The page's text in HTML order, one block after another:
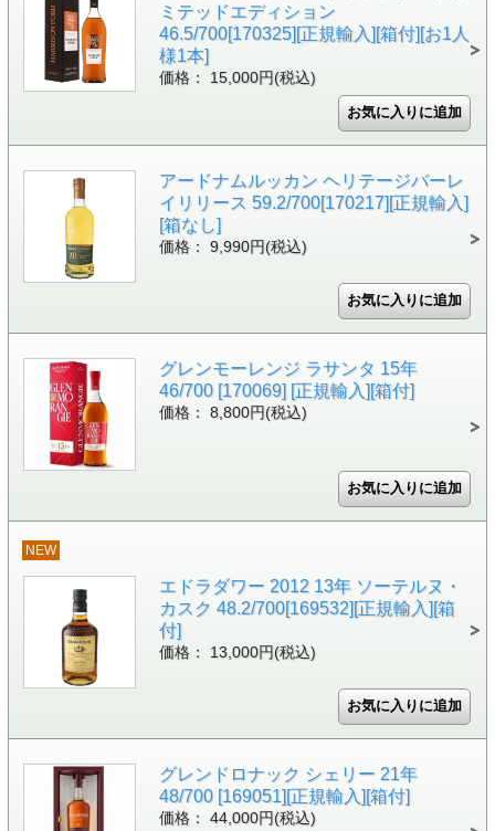
ミテッドエディション
46.5/700[170325][正規輸入][箱付][お1人
様1本]
価格： 15,000円(税込)
アードナムルッカン ヘリテージバーレ
イリリース 59.2/700[170217][正規輸入]
[箱なし]
価格： 9,990円(税込)
グレンモーレンジ ラサンタ 15年
46/700 [170069] [正規輸入][箱付]
価格： 8,800円(税込)
NEW
エドラダワー 2012 13年 ソーテルヌ・
カスク 48.2/700[169532][正規輸入][箱
付]
価格： 13,000円(税込)
グレンドロナック シェリー 21年
48/700 [169051][正規輸入][箱付]
価格： 44,000円(税込)